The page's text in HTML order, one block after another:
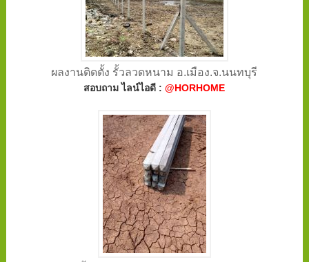
ผลงานติดตั้ง รั้วลวดหนาม อ.เมือง.จ.นนทบุรี
สอบถาม ไลน์ไอดี :@HORHOME